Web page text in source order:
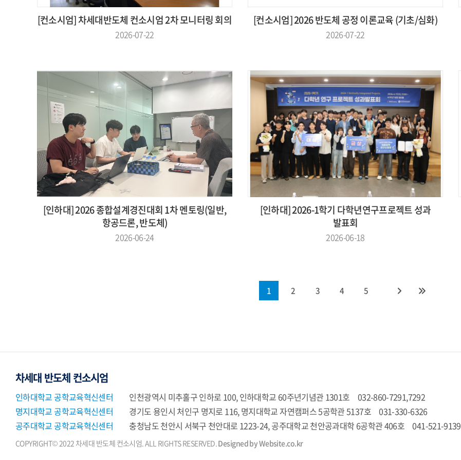
[컨소시엄] 차세대반도체 컨소시엄 2차 모니터링 회의
2026-07-22
[컨소시엄] 2026 반도체 공정 이론교육 (기초/심화)
2026-07-22
[인하대] 2026 종합설계경진대회 1차 멘토링(일반,
항공드론, 반도체)
2026-06-24
[인하대] 2026-1학기 다학년연구프로젝트 성과
발표회
2026-06-18
1 2 3 4 5
차세대 반도체 컨소시엄
인하대학교 공학교육혁신센터 인천광역시 미추홀구 인하로 100, 인하대학교 60주년기념관 1301호
032-860-7291,7292
명지대학교 공학교육혁신센터
경기도 용인시 처인구 명지로 116, 명지대학교 자연캠퍼스 5공학관 5137호
031-330-6326
공주대학교 공학교육혁신센터
충청남도 천안시 서북구 천안대로 1223-24, 공주대학교 천안공과대학 6공학관 406호 041-521-9139
COPYRIGHT© 2022 차세대 반도체 컨소시엄. ALL RIGHTS RESERVED.Designed by Website.co.kr